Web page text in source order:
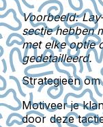
Voorbeeld:
sectie hebben
met elke optie
gedetailleerd.
Strategieën
Motiveer je
door deze